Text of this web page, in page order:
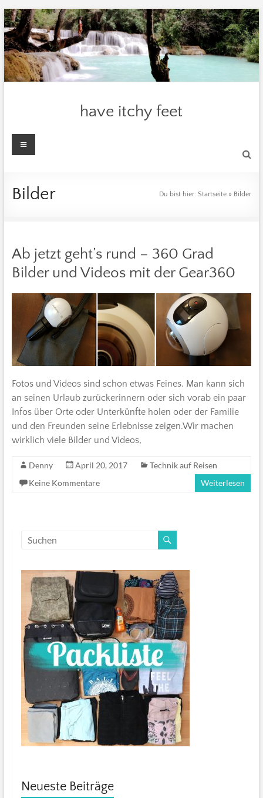
Zum
Inhalt
springen
have itchy feet
Menü
Bilder Du bist hier:Startseite » Bilder
Ab jetzt geht’s rund – 360 Grad
Bilder und Videos mit der Gear360
Fotos und Videos sind schon etwas Feines. Man kann sich
an seinen Urlaub zurückerinnern oder sich vorab ein paar
Infos über Orte oder Unterkünfte holen oder der Familie
und den Freunden seine Erlebnisse zeigen.Wir machen
wirklich viele Bilder und Videos,
Denny April 20, 2017
Technik auf Reisen
Keine Kommentare
Weiterlesen
Neueste Beiträge